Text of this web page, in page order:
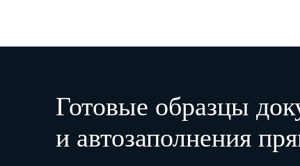
Готовые образцы
и автозаполнения